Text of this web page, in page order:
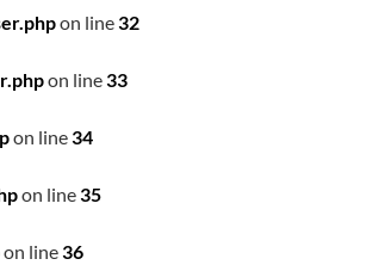
on line32
on line33
on line34
on line35
on line36